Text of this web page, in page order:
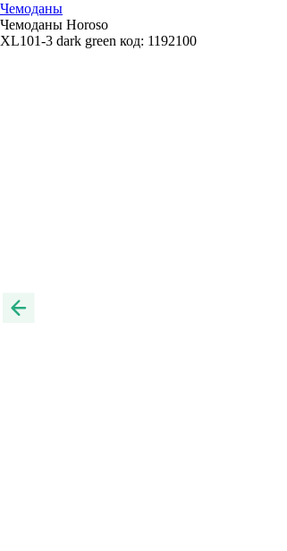
Чемоданы
Чемоданы Horoso
XL101-3 dark green код: 1192100